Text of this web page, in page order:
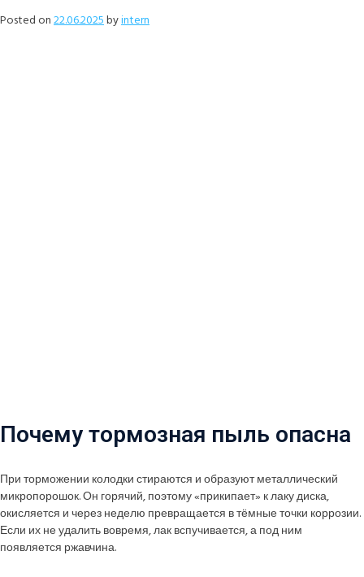
Posted on22.06.2025byintern
Почему тормозная пыль опасна
При торможении колодки стираются и образуют металлический
микропорошок. Он горячий, поэтому «прикипает» к лаку диска,
окисляется и через неделю превращается в тёмные точки коррозии.
Если их не удалить вовремя, лак вспучивается, а под ним
появляется ржавчина.